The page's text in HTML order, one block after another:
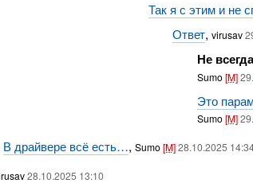
Так я с этим и не
Ответ,virusav
Не
Sumo[M]
Это
Sumo[M]
В драйвере всё есть…, Sumo[M]28.10.2025
28.10.2025 13:10